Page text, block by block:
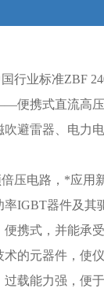
行业标准ZBF
便携式直流高
避雷器、电力
压电路，*应用
IGBT器件及
携式，并能承
的元器件，使
载能力强，便